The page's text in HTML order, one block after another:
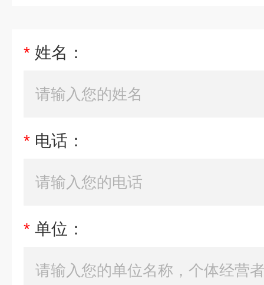
* 姓名：
* 电话：
* 单位：